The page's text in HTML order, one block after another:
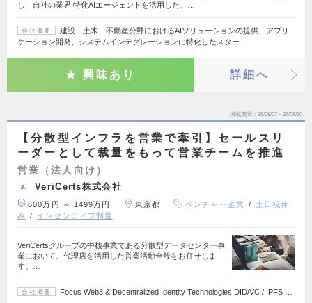
し、自社の業界 特化AIエージェントを活用した、…
会社概要
建設・土木、不動産分野におけるAIソリューションの提供、アプリ
ケーション開発、システムインテグレーションに特化したスター…
興味あり 詳細へ
掲載期間 26/08/07～26/08/20
【分散型インフラを営業で牽引】セールスリ
ーダーとして裁量をもって営業チームを推進
営業（法人向け）
VeriCerts株式会社
600万円 ～ 1499万円 東京都 ベンチャー企業
土日祝休
み
インセンティブ制度
VeriCertsグループの中核事業である分散型データセンター事
業において、代理店を活用した営業活動全般をお任せしま
す。…
会社概要 Focus Web3 & Decentralized Identity Technologies DID/VC / IPFS …